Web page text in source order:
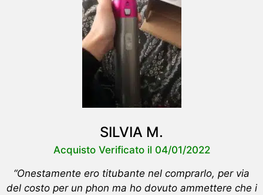
SILVIA M.
Acquisto Verificato il 04/01/2022
“Onestamente ero titubante nel comprarlo, per via
del costo per un phon ma ho dovuto ammettere che i